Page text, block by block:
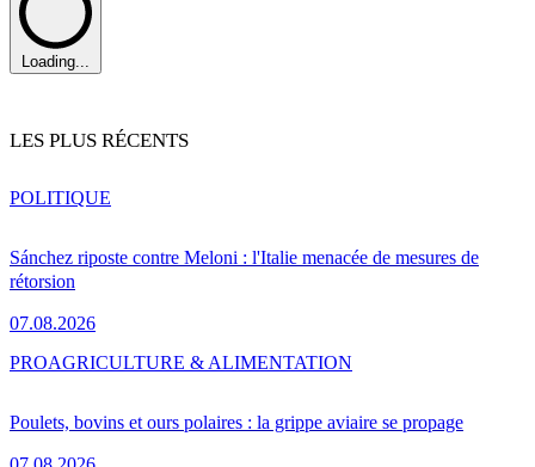
Loading...
LES PLUS RÉCENTS
Sánchez riposte contre Meloni : l'Italie menacée de mesures de
rétorsion
07.08.2026
POLITIQUE
Poulets, bovins et ours polaires : la grippe aviaire se propage
PROAGRICULTURE & ALIMENTATION